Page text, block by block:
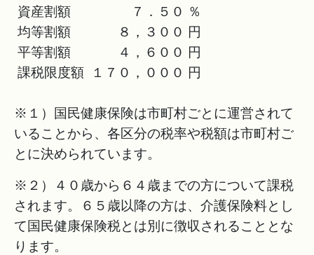
資産割額 ７．５０ ％
均等割額 ８，３００ 円
平等割額 ４，６００ 円
課税限度額 １７０，０００ 円
※１）国民健康保険は市町村ごとに運営されて
いることから、各区分の税率や税額は市町村ご
とに決められています。
※２）４０歳から６４歳までの方について課税
されます。６５歳以降の方は、介護保険料とし
て国民健康保険税とは別に徴収されることとな
ります。